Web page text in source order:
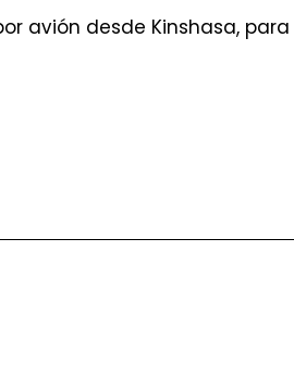
avión desde Kinshasa,